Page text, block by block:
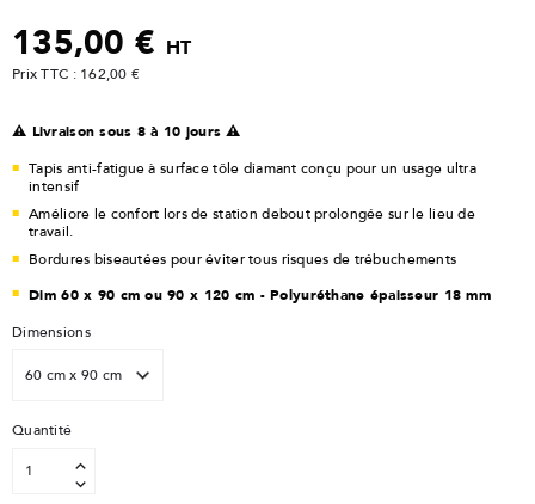
135,00 € HT
Prix TTC : 162,00 €
⚠️ Livraison sous 8 à 10 jours ⚠️
Tapis anti-fatigue à surface tôle diamant conçu pour un usage ultra
intensif
Améliore le confort lors de station debout prolongée sur le lieu de
travail.
Bordures biseautées pour éviter tous risques de trébuchements
Dim 60 x 90 cm ou 90 x 120 cm - Polyuréthane épaisseur 18 mm
Dimensions
Quantité